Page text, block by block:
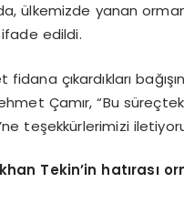
ülkemizde yanan
edildi.
fidana çıkardıkları
Çamır, “Bu
teşekkürlerimizi
Tekin’in hatırası